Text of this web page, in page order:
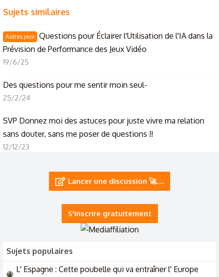
Sujets similaires
Autres jeux
Questions pour Éclairer l'Utilisation de l'IA dans la
Prévision de Performance des Jeux Vidéo
19/6/25
Des questions pour me sentir moin seul-
25/2/24
SVP Donnez moi des astuces pour juste vivre ma relation
sans douter, sans me poser de questions !!
12/12/23
Des petites questions pour le robot
Parler de soit avec des questions, tout bête mais pas si
Lancer une discussion 🚀…
S'inscrire gratuitement
Sujets populaires
L' Espagne : Cette poubelle qui va entraîner l' Europe